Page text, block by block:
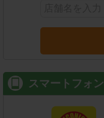
スマートフォン